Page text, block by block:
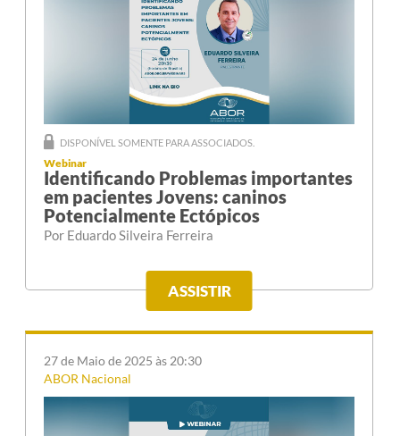
DISPONÍVEL SOMENTE PARA ASSOCIADOS.
Webinar
Identificando Problemas importantes
em pacientes Jovens: caninos
Potencialmente Ectópicos
Por Eduardo Silveira Ferreira
ASSISTIR
27 de Maio de 2025 às 20:30
ABOR Nacional